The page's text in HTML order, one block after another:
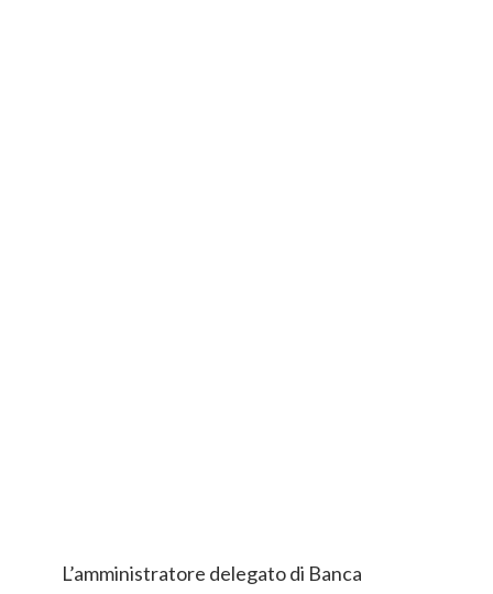
L’amministratore delegato di Banca